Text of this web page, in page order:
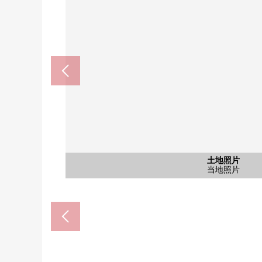
土地照片
当地照片
土地照片
当地照片
土地照片
当地照片
土地照片
当地照片
土地照片
当地照片
含有前面道路的外观
房源前面道路
含有前面道路的外观
房源前面道路
Mybasket南小岩二枚桥商店(
步行3分钟
药之福太郎南小岩商店(约
步行7分钟
7-Eleven江户川二枚桥商店(
步行3分钟
南小岩5邮局(约310m)
步行4分钟
江户川医疗看护医院(约
步行5分钟
松本东公园(约220m)
步行3分钟